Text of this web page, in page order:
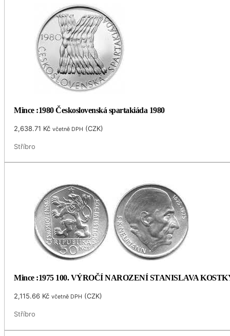
Mince :1980 Československá spartakiáda 1980
2,638.71 Kč včetně DPH (CZK)
Stříbro
Mince :1975 100. VÝROČÍ NAROZENÍ STANISLAVA
2,115.66 Kč včetně DPH (CZK)
Stříbro